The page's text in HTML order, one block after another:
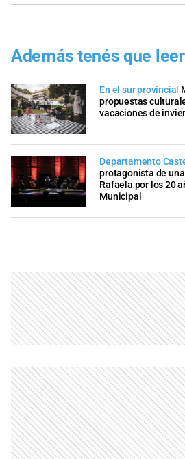
Además tenés que
En el sur provincial
propuestas
vacaciones de
Departamento
protagonista de
Rafaela por los 20
Municipal